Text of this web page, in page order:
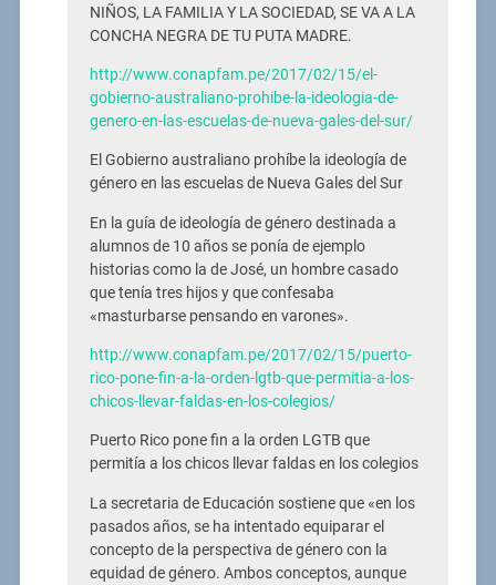
NIÑOS, LA FAMILIA Y LA SOCIEDAD, SE VA A LA
CONCHA NEGRA DE TU PUTA MADRE.
http://www.conapfam.pe/2017/02/15/el-
gobierno-australiano-prohibe-la-ideologia-de-
genero-en-las-escuelas-de-nueva-gales-del-sur/
El Gobierno australiano prohíbe la ideología de
género en las escuelas de Nueva Gales del Sur
En la guía de ideología de género destinada a
alumnos de 10 años se ponía de ejemplo
historias como la de José, un hombre casado
que tenía tres hijos y que confesaba
«masturbarse pensando en varones».
http://www.conapfam.pe/2017/02/15/puerto-
rico-pone-fin-a-la-orden-lgtb-que-permitia-a-los-
chicos-llevar-faldas-en-los-colegios/
Puerto Rico pone fin a la orden LGTB que
permitía a los chicos llevar faldas en los colegios
La secretaria de Educación sostiene que «en los
pasados años, se ha intentado equiparar el
concepto de la perspectiva de género con la
equidad de género. Ambos conceptos, aunque